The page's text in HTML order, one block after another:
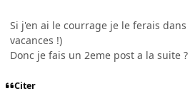
Si j'en ai le courrage je le ferais dans
vacances !)
Donc je fais un 2eme post a la suite ?
Citer